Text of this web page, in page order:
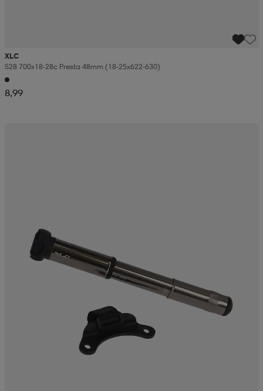
XLC
S28 700x18-28c Presta 48mm (18-25x622-630)
8,99